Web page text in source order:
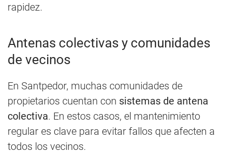
rapidez.
Antenas colectivas y comunidades
de vecinos
En Santpedor, muchas comunidades de
propietarios cuentan con sistemas de antena
colectiva. En estos casos, el mantenimiento
regular es clave para evitar fallos que afecten a
todos los vecinos.